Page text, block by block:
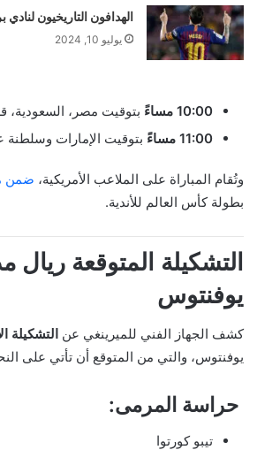
الهدافون التاريخيون لنادي
يوليو 10, 2024
10:00 مساءً
بتوقيت مصر، السعودية،
11:00 مساءً
بتوقيت الإمارات وسلطنة
وتُقام المباراة على الملاعب الأمريكية، ضمن
بطولة كأس العالم للأندية.
التشكيلة المتوقعة ريال
يوفنتوس
كشف الجهاز الفني للميرينغي عن التشكيلة
يوفنتوس، والتي من المتوقع أن تأتي على
حراسة المرمى:
تيبو كورتوا